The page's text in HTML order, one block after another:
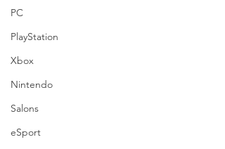
PC
PlayStation
Xbox
Nintendo
Salons
eSport